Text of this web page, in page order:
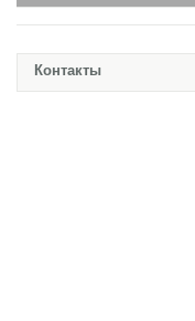
Контакты